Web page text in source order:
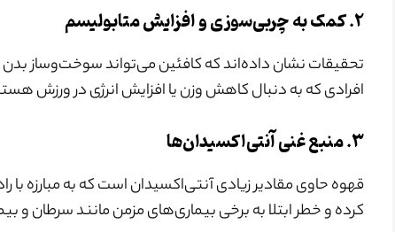
۲. کمک به چربی‌سوزی و افزایش متابولیسم
افرادی که به دنبال کاهش وزن یا افزایش انرژی در ورزش
۳. منبع غنی آنتی‌اکسیدان‌ها
قهوه حاوی مقادیر زیادی آنتی‌اکسیدان است که به مبارزه
کرده و خطر ابتلا به برخی بیماری‌های مزمن مانند سرطان و